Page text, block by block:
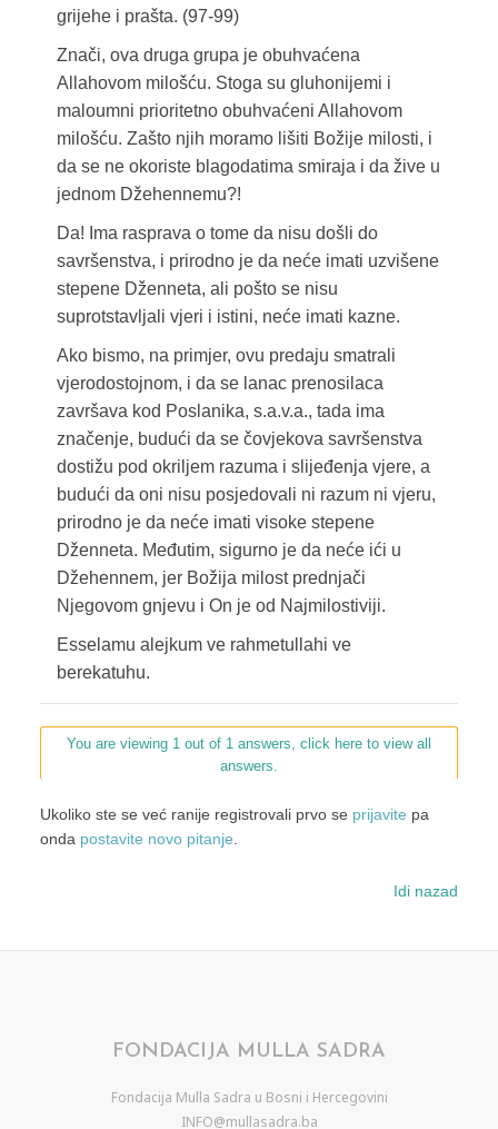
grijehe i prašta. (97-99)
Znači, ova druga grupa je obuhvaćena
Allahovom milošću. Stoga su gluhonijemi i
maloumni prioritetno obuhvaćeni Allahovom
milošću. Zašto njih moramo lišiti Božije milosti, i
da se ne okoriste blagodatima smiraja i da žive u
jednom Džehennemu?!
Da! Ima rasprava o tome da nisu došli do
savršenstva, i prirodno je da neće imati uzvišene
stepene Dženneta, ali pošto se nisu
suprotstavljali vjeri i istini, neće imati kazne.
Ako bismo, na primjer, ovu predaju smatrali
vjerodostojnom, i da se lanac prenosilaca
završava kod Poslanika, s.a.v.a., tada ima
značenje, budući da se čovjekova savršenstva
dostižu pod okriljem razuma i slijeđenja vjere, a
budući da oni nisu posjedovali ni razum ni vjeru,
prirodno je da neće imati visoke stepene
Dženneta. Međutim, sigurno je da neće ići u
Džehennem, jer Božija milost prednjači
Njegovom gnjevu i On je od Najmilostiviji.
Esselamu alejkum ve rahmetullahi ve
berekatuhu.
You are viewing 1 out of 1 answers, click here to view all
answers.
Ukoliko ste se već ranije registrovali prvo se prijavite pa
onda postavite novo pitanje.
Idi nazad
FONDACIJA MULLA SADRA
Fondacija Mulla Sadra u Bosni i Hercegovini
INFO@mullasadra.ba